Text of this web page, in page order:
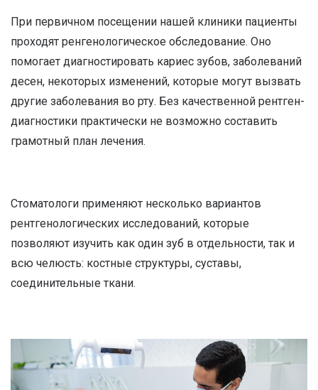
При первичном посещении нашей клиники пациенты
проходят ренгенологическое обследование. Оно
помогает диагностировать кариес зубов, заболеваний
десен, некоторых изменений, которые могут вызвать
другие заболевания во рту. Без качественной рентген-
диагностики практически не возможно составить
грамотный план лечения.
Стоматологи применяют несколько вариантов
рентгенологических исследований, которые
позволяют изучить как один зуб в отдельности, так и
всю челюсть: костные структуры, суставы,
соединительные ткани.